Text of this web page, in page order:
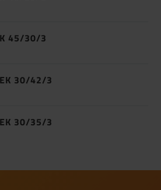
45/30/3
30/42/3
30/35/3